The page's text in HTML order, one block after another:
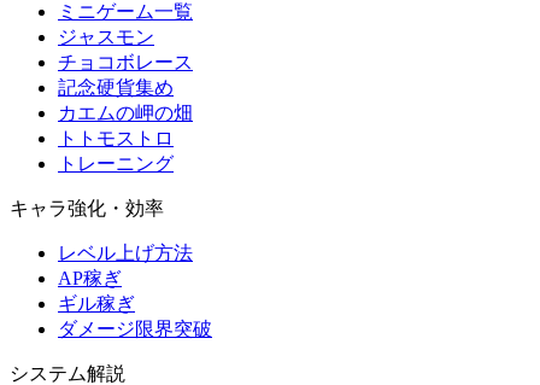
ミニゲーム一覧
ジャスモン
チョコボレース
記念硬貨集め
カエムの岬の畑
トトモストロ
トレーニング
キャラ強化・効率
レベル上げ方法
AP稼ぎ
ギル稼ぎ
ダメージ限界突破
システム解説